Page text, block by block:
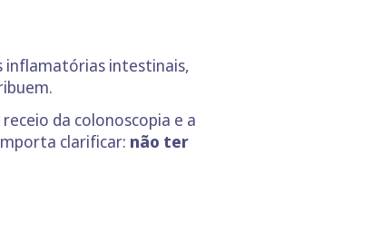
inflamatórias intestinais,
da colonoscopia e a
clarificar: não ter